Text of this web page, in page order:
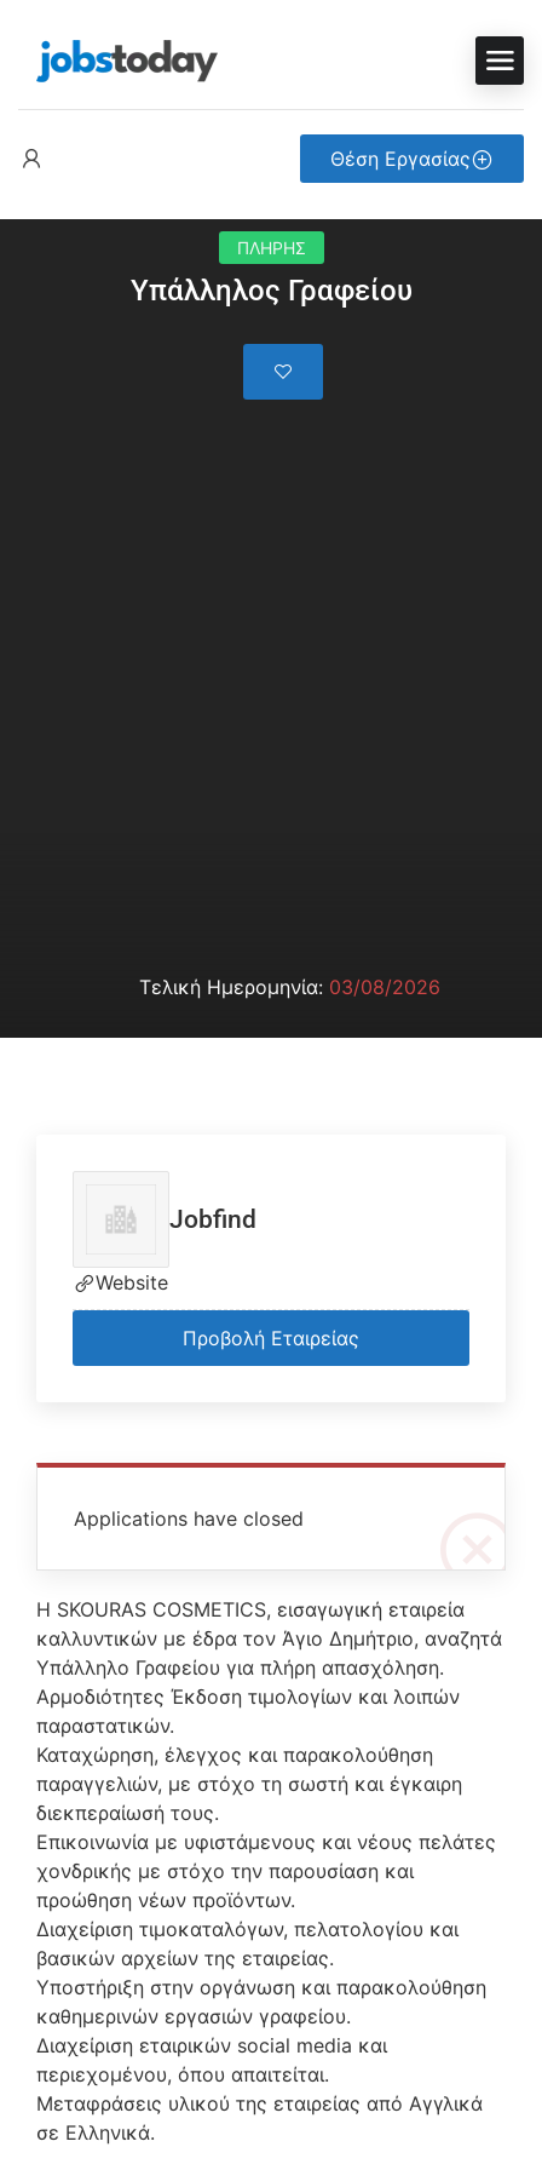
Θέση Εργασίας
ΠΛΗΡΗΣ
Υπάλληλος Γραφείου
Τελική Ημερομηνία: 03/08/2026
Applications have closed
Η SKOURAS COSMETICS, εισαγωγική εταιρεία
καλλυντικών με έδρα τον Άγιο Δημήτριο, αναζητά
Υπάλληλο Γραφείου για πλήρη απασχόληση.
Αρμοδιότητες Έκδοση τιμολογίων και λοιπών
παραστατικών.
Καταχώρηση, έλεγχος και παρακολούθηση
παραγγελιών, με στόχο τη σωστή και έγκαιρη
διεκπεραίωσή τους.
Επικοινωνία με υφιστάμενους και νέους πελάτες
χονδρικής με στόχο την παρουσίαση και
προώθηση νέων προϊόντων.
Διαχείριση τιμοκαταλόγων, πελατολογίου και
βασικών αρχείων της εταιρείας.
Υποστήριξη στην οργάνωση και παρακολούθηση
καθημερινών εργασιών γραφείου.
Διαχείριση εταιρικών social media και
περιεχομένου, όπου απαιτείται.
Μεταφράσεις υλικού της εταιρείας από Αγγλικά
σε Ελληνικά.
Jobfind
Website
Προβολή Εταιρείας